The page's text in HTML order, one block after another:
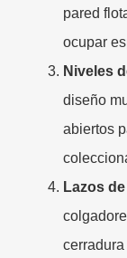
pared
ocupar
Niveles
diseño
abiertos
Lazos